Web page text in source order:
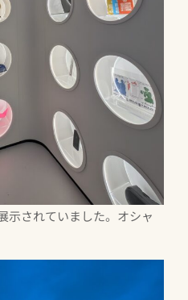
示されていました。オシャ